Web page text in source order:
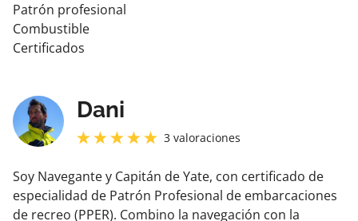
Patrón profesional
Combustible
Certificados
Dani
3 valoraciones
Soy Navegante y Capitán de Yate, con certificado de
especialidad de Patrón Profesional de embarcaciones
de recreo (PPER). Combino la navegación con la